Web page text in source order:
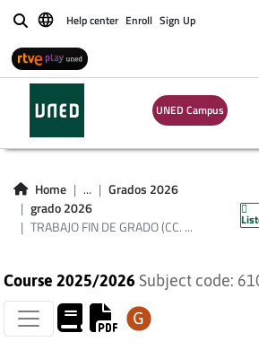
BuscarHelp center Enroll Sign Up
UNED Campus
Home ...
Grados 2026
grado 2026
TRABAJO FIN DE GRADO (CC. ...
TRABAJO
GRADO (CC.
Course 2025/2026 Subject code: